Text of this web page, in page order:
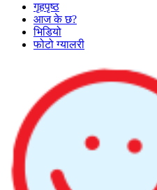
गृहपृष्ठ
आज के छ?
भिडियो
फोटो ग्यालरी